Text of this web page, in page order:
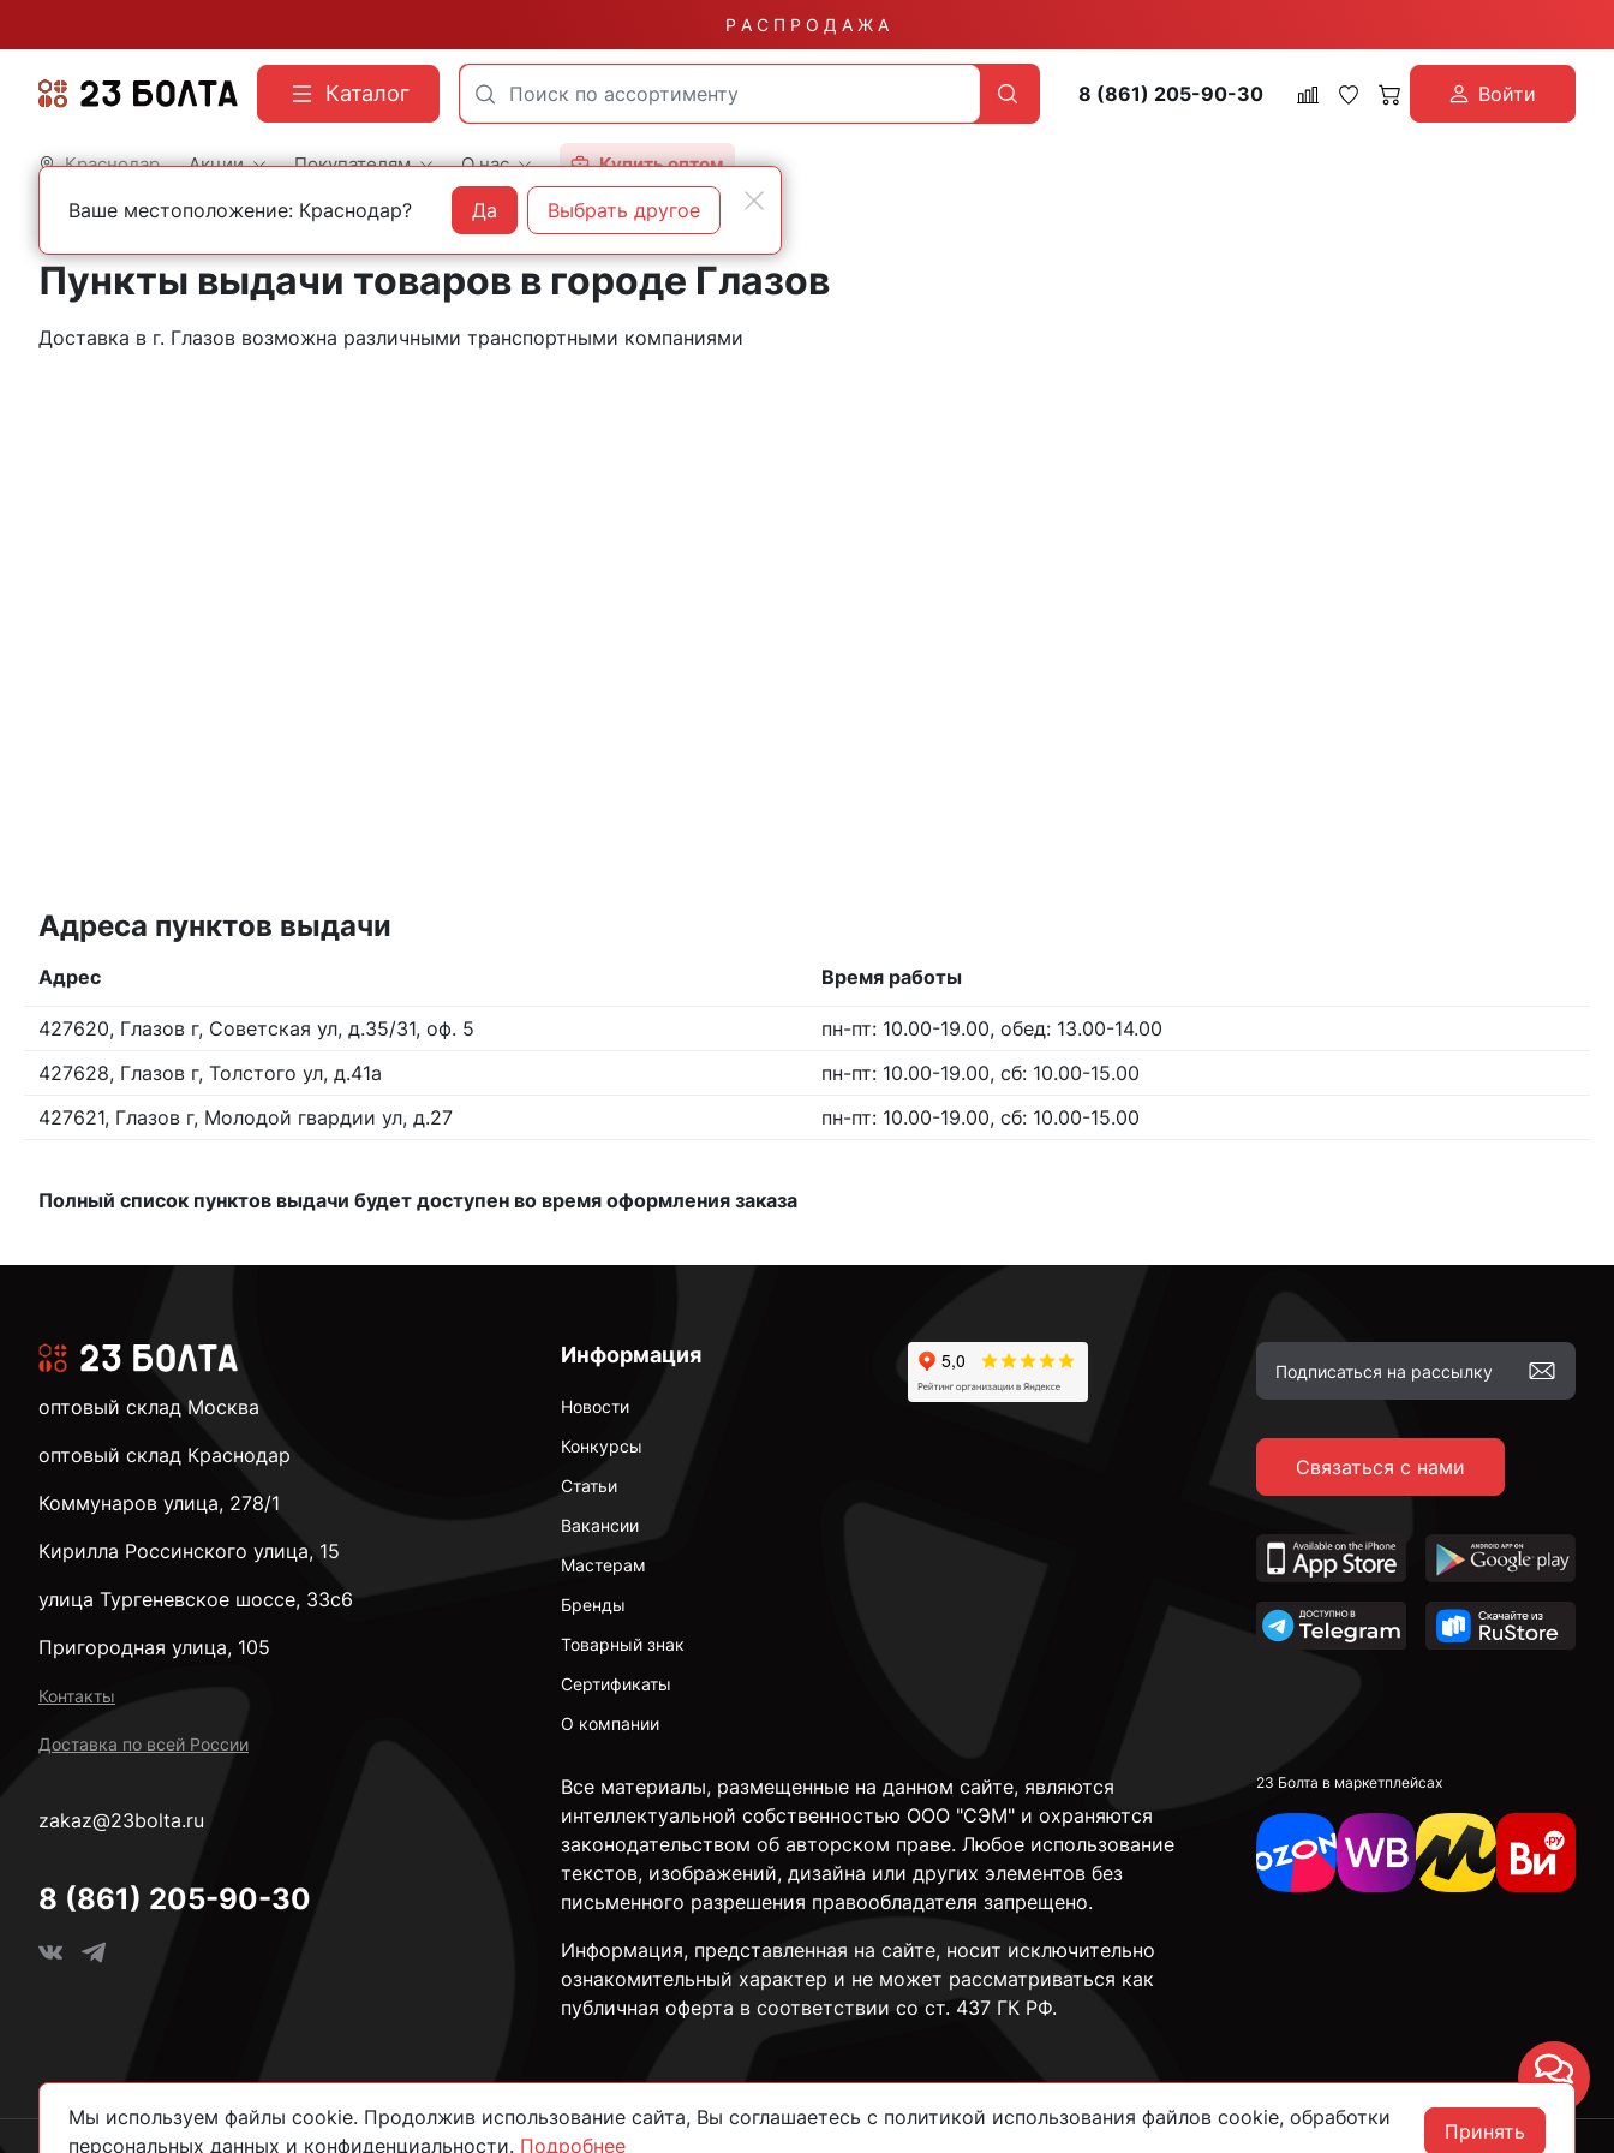
Р А С П Р О Д А Ж А
Каталог 8 (861) 205-90-30 Войти
Краснодар Акции Покупателям О нас Купить оптом
Главная Контакты Глазов
Пункты выдачи товаров в городе Глазов
Доставка в г. Глазов возможна различными транспортными компаниями
Адреса пунктов выдачи
Адрес Время работы
427620, Глазов г, Советская ул, д.35/31, оф. 5
пн-пт: 10.00-19.00, обед: 13.00-14.00
427628, Глазов г, Толстого ул, д.41а
пн-пт: 10.00-19.00, сб: 10.00-15.00
427621, Глазов г, Молодой гвардии ул, д.27
пн-пт: 10.00-19.00, сб: 10.00-15.00
Полный список пунктов выдачи будет доступен во время оформления заказа
Информация
Новости
Конкурсы
Статьи
Вакансии
Мастерам
Бренды
Товарный знак
Сертификаты
О компании
Связаться с нами
Все материалы, размещенные на данном сайте, являются
интеллектуальной собственностью ООО "СЭМ" и охраняются
законодательством об авторском праве. Любое использование
текстов, изображений, дизайна или других элементов без
письменного разрешения правообладателя запрещено.
Информация, представленная на сайте, носит исключительно
ознакомительный характер и не может рассматриваться как
публичная оферта в соответствии со ст. 437 ГК РФ.
23 Болта в маркетплейсах
оптовый склад Москва
оптовый склад Краснодар
Коммунаров улица, 278/1
Кирилла Россинского улица, 15
улица Тургеневское шоссе, 33с6
Пригородная улица, 105
Контакты
Доставка по всей России
zakaz@23bolta.ru
8 (861) 205-90-30
Мы используем файлы cookie. Продолжив использование сайта, Вы соглашаетесь с политикой использования файлов cookie, обработки
персональных данных и конфиденциальности. Подробнее
Принять
Ваше местоположение: Краснодар? Да Выбрать другое